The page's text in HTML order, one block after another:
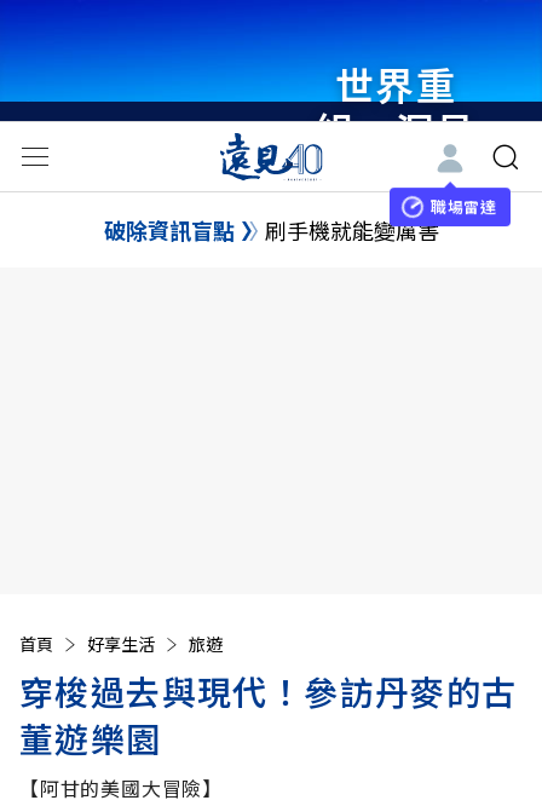
世界重
組・洞見
未來 與
世界領袖
職場雷達
破除資訊盲點 刷手機就能變厲害
首頁 好享生活 旅遊
穿梭過去與現代！參訪丹麥的古
董遊樂園
【阿甘的美國大冒險】